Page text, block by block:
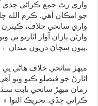
واري رٿ جمع ڪرائي ڇڏي
جو امڪان آهي. ڪرم الله
واري سانحي خلاف، ڪيترن
وارثن پاران آواز اٿاريو
ٻيون سڄاڻ ڌريون ميدان ۾ نڪتيون ۽ ميهڙ ۾ ڌرڻو هنيو.
ميهڙ سانحي خلاف هاڻي پي
اٿارڻ جو فيصلو ڪيو ويو
زمان ميهڙ سانحي بابت
ڪرائي ڇڏي. تحريڪ التوا